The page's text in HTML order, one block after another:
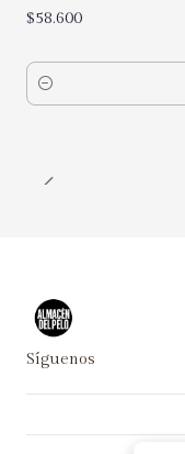
$58.600
Cantidad
Síguenos